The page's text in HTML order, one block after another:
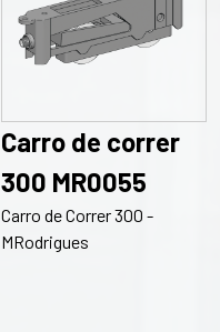
Carro de correr
300 MR0055
Carro de Correr 300 -
MRodrigues